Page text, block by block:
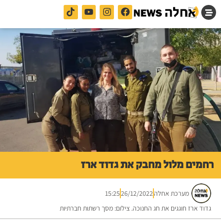
רחמים מלול מחבק את גדוד ארז
מערכת אחלה26/12/2022
15:25
גדוד ארז חוגגים את חג החנוכה. צילום: מסך רשתות חברתיות